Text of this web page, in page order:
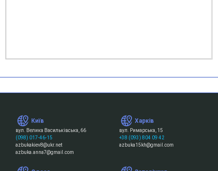
Київ
вул. Велика Васильківська, 66
(098) 017-46-15
azbukakiev8@ukr.net
azbuka.anna7@gmail.com
Харків
вул. Римарська, 15
+38 (093) 804 09 42
azbuka15kh@gmail.com